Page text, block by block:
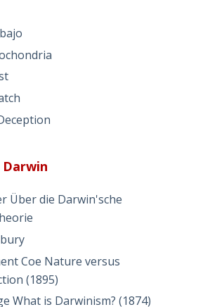
Über die Darwin'sche
Coe Nature versus
(1895)
What is Darwinism? (1874)